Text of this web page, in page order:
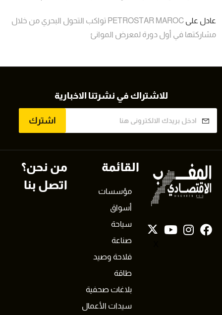
عادل على
PETROSTAR MAROC تواكب التحول البحري من خلال
مشاركتها في أول دورة لمعرض الموانئ
للاشتراك في نشرتنا الاخبارية
اشترك
القائمة
مؤسسات
أسواق
سياحة
صناعة
فلاحة وصيد
طاقة
بلاغات صحفية
سيدات الأعمال
من نحن؟
اتصل بنا